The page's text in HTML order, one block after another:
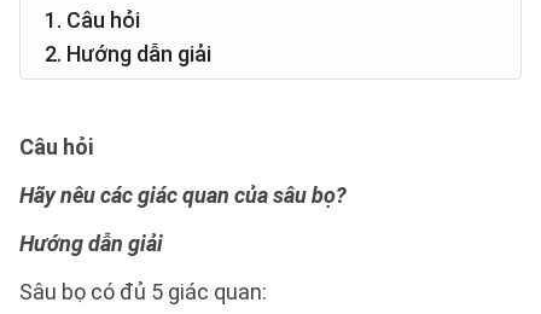
1. Câu hỏi
2. Hướng dẫn giải
Câu hỏi
Hãy nêu các giác quan của sâu bọ?
Hướng dẫn giải
Sâu bọ có đủ 5 giác quan: